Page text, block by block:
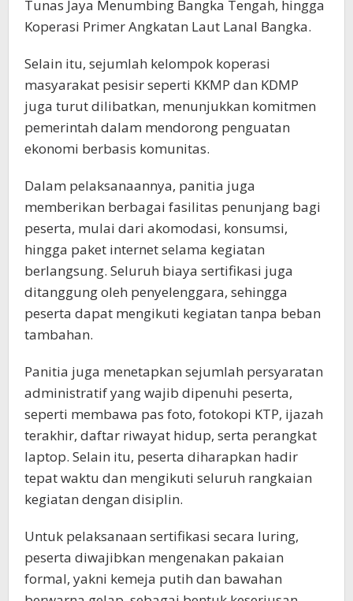
Tunas Jaya Menumbing Bangka Tengah, hingga
Koperasi Primer Angkatan Laut Lanal Bangka.
Selain itu, sejumlah kelompok koperasi
masyarakat pesisir seperti KKMP dan KDMP
juga turut dilibatkan, menunjukkan komitmen
pemerintah dalam mendorong penguatan
ekonomi berbasis komunitas.
Dalam pelaksanaannya, panitia juga
memberikan berbagai fasilitas penunjang bagi
peserta, mulai dari akomodasi, konsumsi,
hingga paket internet selama kegiatan
berlangsung. Seluruh biaya sertifikasi juga
ditanggung oleh penyelenggara, sehingga
peserta dapat mengikuti kegiatan tanpa beban
tambahan.
Panitia juga menetapkan sejumlah persyaratan
administratif yang wajib dipenuhi peserta,
seperti membawa pas foto, fotokopi KTP, ijazah
terakhir, daftar riwayat hidup, serta perangkat
laptop. Selain itu, peserta diharapkan hadir
tepat waktu dan mengikuti seluruh rangkaian
kegiatan dengan disiplin.
Untuk pelaksanaan sertifikasi secara luring,
peserta diwajibkan mengenakan pakaian
formal, yakni kemeja putih dan bawahan